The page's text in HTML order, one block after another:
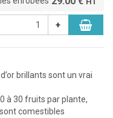
+
brillants sont un vrai
à 30 fruits par plante,
comestibles